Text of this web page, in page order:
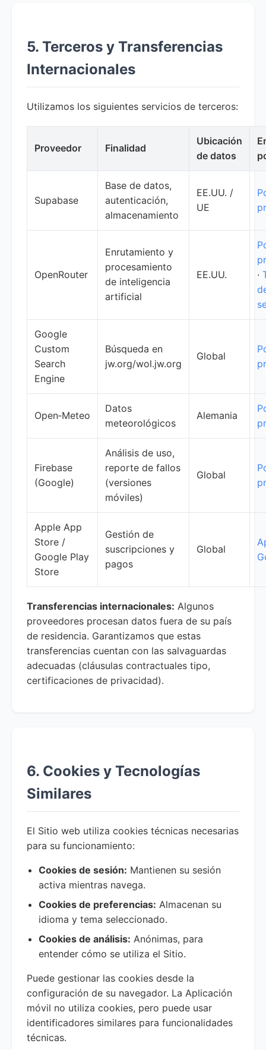
5. Terceros y Transferencias
Internacionales
Utilizamos los siguientes servicios de terceros:
Proveedor Finalidad
Ubicación
de datos
Supabase
Base de datos,
autenticación,
almacenamiento
EE.UU. /
UE
OpenRouter
Enrutamiento y
procesamiento
de inteligencia
artificial
EE.UU.
·
Google
Custom
Search
Engine
Búsqueda en
jw.org/wol.jw.org
Global
Open‑Meteo
Datos
meteorológicos
Alemania
Firebase
(Google)
Análisis de uso,
reporte de fallos
(versiones
móviles)
Global
Apple App
Store /
Google Play
Store
Gestión de
suscripciones y
pagos
Global
Transferencias internacionales: Algunos
proveedores procesan datos fuera de su país
de residencia. Garantizamos que estas
transferencias cuentan con las salvaguardas
adecuadas (cláusulas contractuales tipo,
certificaciones de privacidad).
6. Cookies y Tecnologías
Similares
El Sitio web utiliza cookies técnicas necesarias
para su funcionamiento:
Cookies de sesión: Mantienen su sesión
activa mientras navega.
Cookies de preferencias: Almacenan su
idioma y tema seleccionado.
Cookies de análisis: Anónimas, para
entender cómo se utiliza el Sitio.
Puede gestionar las cookies desde la
configuración de su navegador. La Aplicación
móvil no utiliza cookies, pero puede usar
identificadores similares para funcionalidades
técnicas.